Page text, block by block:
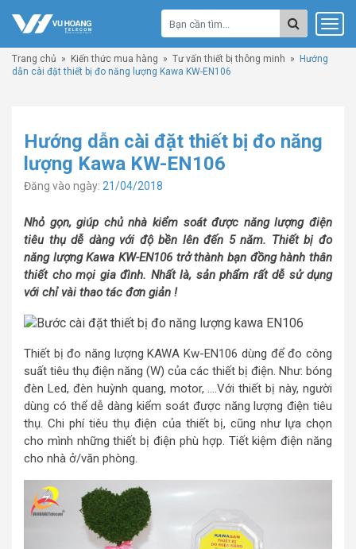
Trang chủ » Kiến thức mua hàng » Tư vấn thiết bị thông minh »
Hướng
dẫn cài đặt thiết bị đo năng lượng Kawa KW-EN106
Hướng dẫn cài đặt thiết bị đo năng
lượng Kawa KW-EN106
Đăng vào ngày: 21/04/2018
Nhỏ gọn, giúp chủ nhà kiểm soát được năng lượng điện
tiêu thụ dễ dàng với độ bền lên đến 5 năm. Thiết bị đo
năng lượng Kawa KW-EN106 trở thành bạn đồng hành thân
thiết cho mọi gia đình. Nhất là, sản phẩm rất dễ sử dụng
với chỉ vài thao tác đơn giản !
Thiết bị đo năng lượng KAWA Kw-EN106 dùng để đo công
suất tiêu thụ điện năng (W) của các thiết bị điện. Như: bóng
đèn Led, đèn huỳnh quang, motor, ….Với thiết bị này, người
dùng có thể dễ dàng kiểm soát được năng lượng điện tiêu
thụ. Chi phí tiêu thụ điện của thiết bị, cũng như lựa chọn
cho mình những thiết bị điện phù hợp. Tiết kiệm điện năng
cho nhà ở/văn phòng.